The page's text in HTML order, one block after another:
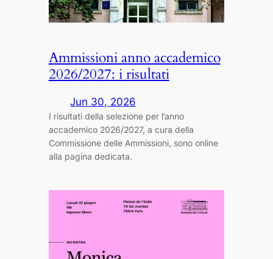
Ammissioni anno accademico
2026/2027: i risultati
Jun 30, 2026
I risultati della selezione per l’anno
accademico 2026/2027, a cura della
Commissione delle Ammissioni, sono online
alla pagina dedicata.